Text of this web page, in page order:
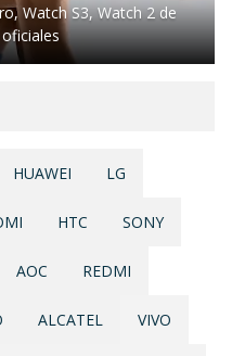
Watch S3, Watch 2 de
HUAWEI LG
HTC SONY
AOC REDMI
ALCATEL VIVO